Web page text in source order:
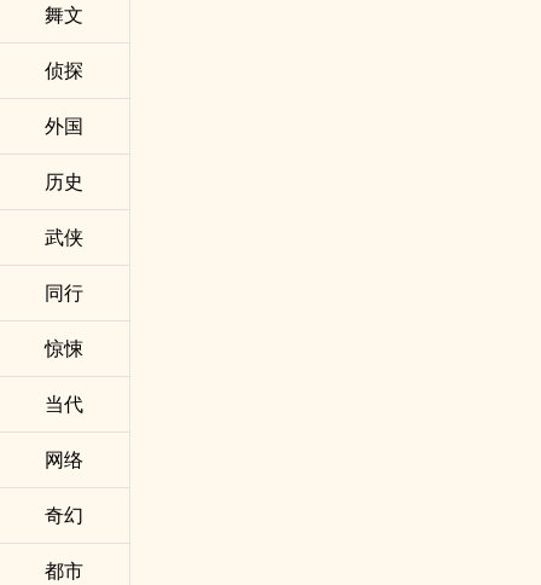
舞文
侦探
外国
历史
武侠
同行
惊悚
当代
网络
奇幻
都市